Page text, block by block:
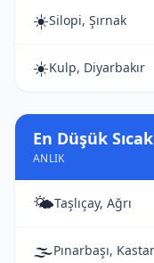
☀️Silopi, Şırnak
☀️Kulp, Diyarbakır
En Düşük
ANLIK
🌤️Taşlıçay, Ağrı
🌫️Pınarbaşı,